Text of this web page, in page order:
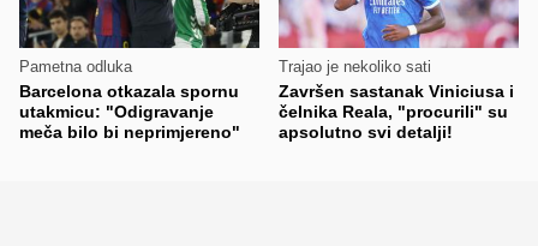
Pametna odluka
Barcelona otkazala spornu
utakmicu: "Odigravanje
meča bilo bi neprimjereno"
Trajao je nekoliko sati
Završen sastanak Viniciusa i
čelnika Reala, "procurili" su
apsolutno svi detalji!